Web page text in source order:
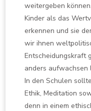
weitergeben
Kinder als das
erkennen und sie
wir ihnen
Entscheidungskraft
anders aufwachsen
In den Schulen
Ethik, Meditation
denn in einem